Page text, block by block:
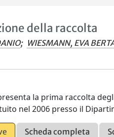
della raccolta
; WIESMANN, EVA
la prima raccolta
nel 2006 presso il
Scheda completa